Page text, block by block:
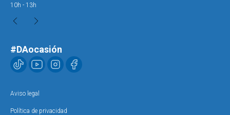
10h - 13h
#DAocasión
Aviso legal
Política de privacidad